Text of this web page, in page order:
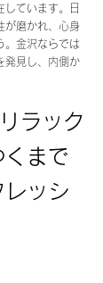
しています。日
が磨かれ、心身
。金沢ならでは
発見し、内側か
ラック
くまで
ッシ